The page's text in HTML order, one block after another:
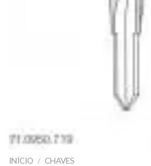
INÍCIO / CHAVES